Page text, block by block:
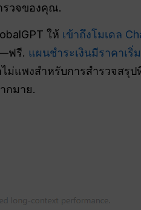
รวจของคุณ.
ให้ เข้าถึงโมเดล
ฟรี. แผนชำระเงินมีราคาเริ่
ม่แพงสำหรับการสำรวจสรุ
กมาย.